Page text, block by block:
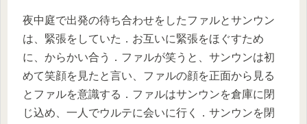
夜中庭で出発の待ち合わせをしたファルとサンウン
は、緊張をしていた．お互いに緊張をほぐすため
に、からかい合う．ファルが笑うと、サンウンは初
めて笑顔を見たと言い、ファルの顔を正面から見る
とファルを意識する．ファルはサンウンを倉庫に閉
じ込め、一人でウルテに会いに行く．サンウンを閉